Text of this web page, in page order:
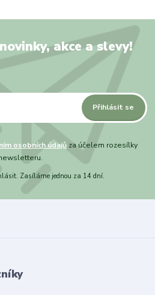
akce a slevy!
Přihlásit se
osobních údajů za účelem rozesílky
Zasíláme jednou za 14 dní.